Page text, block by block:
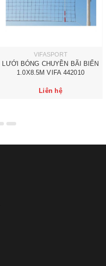
VIFASPORT
LƯỚI BÓNG CHUYỀN BÃI BIỂN
1.0X8.5M VIFA 442010
Liên hệ